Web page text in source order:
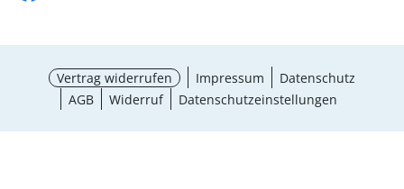
Vertrag widerrufen Impressum
Datenschutz
AGB
Widerruf Datenschutzeinstellungen